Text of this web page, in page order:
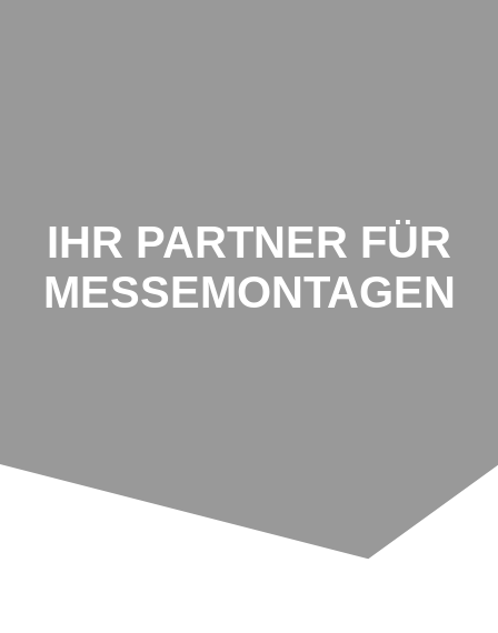
IHR PARTNER FÜR
MESSEMONTAGEN